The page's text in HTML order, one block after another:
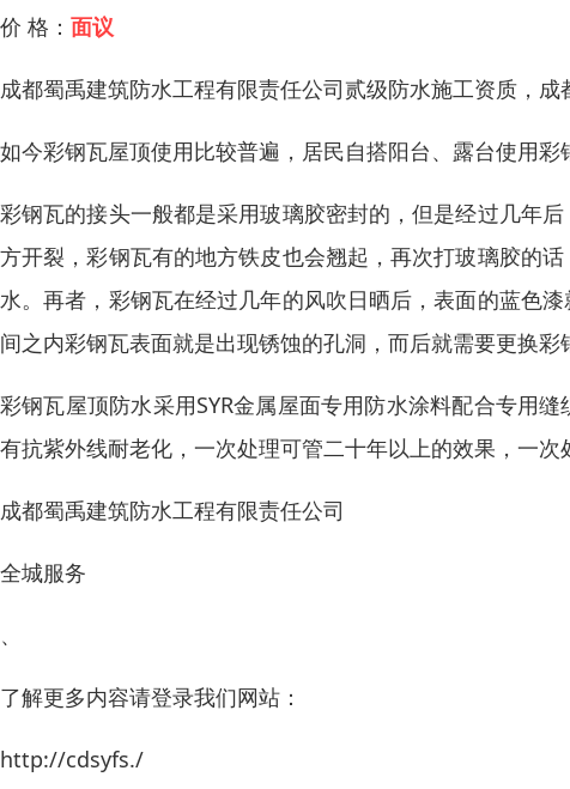
价 格： 面议
成都蜀禹建筑防水工程有限责任公司贰级防水施工资质，成
如今彩钢瓦屋顶使用比较普遍，居民自搭阳台、露台使用
彩钢瓦的接头一般都是采用玻璃胶密封的，但是经过几年
方开裂，彩钢瓦有的地方铁皮也会翘起，再次打玻璃胶的
水。再者，彩钢瓦在经过几年的风吹日晒后，表面的蓝色
间之内彩钢瓦表面就是出现锈蚀的孔洞，而后就需要更换彩
彩钢瓦屋顶防水采用SYR金属屋面专用防水涂料配合专用
有抗紫外线耐老化，一次处理可管二十年以上的效果，一次
成都蜀禹建筑防水工程有限责任公司
全城服务
、
了解更多内容请登录我们网站：
http://cdsyfs./